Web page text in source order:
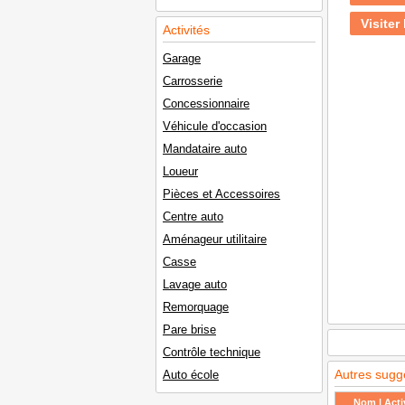
Activités
Garage
Carrosserie
Concessionnaire
Véhicule d'occasion
Mandataire auto
Loueur
Pièces et Accessoires
Centre auto
Aménageur utilitaire
Casse
Lavage auto
Remorquage
Pare brise
Contrôle technique
Auto école
Visiter
Autres
Nom |